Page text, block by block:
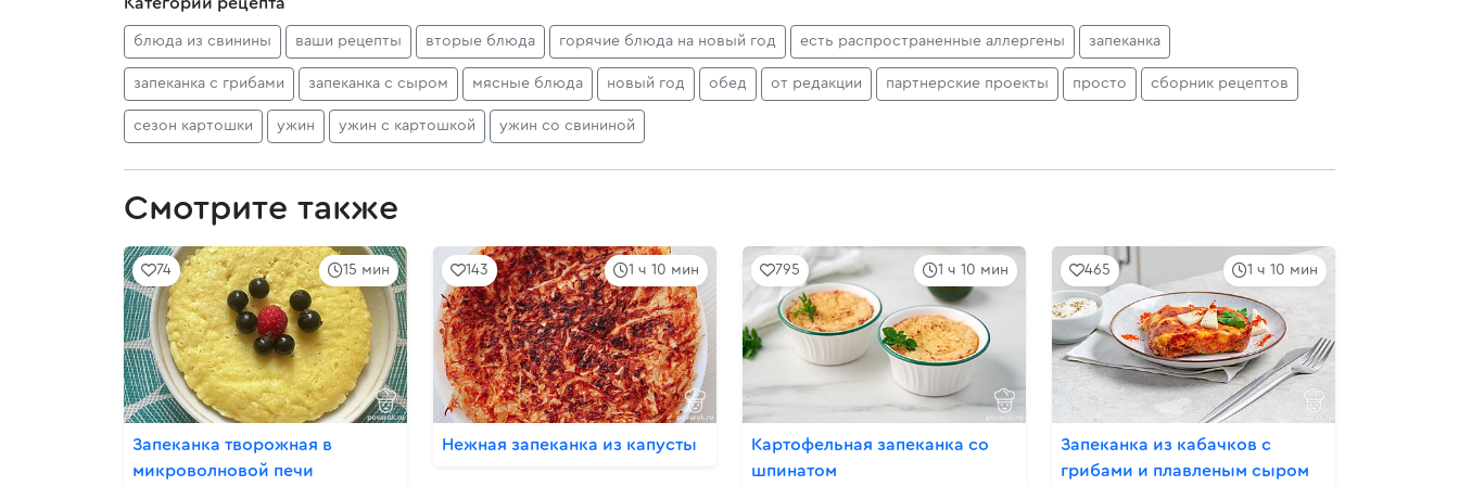
блюда из свинины ваши рецепты вторые блюда горячие блюда на новый год есть распространенные аллергены запеканка
запеканка с грибами запеканка с сыром мясные блюда новый год обед от редакции партнерские проекты просто сборник рецептов
сезон картошки ужин ужин с картошкой ужин со свининой
Смотрите также
15 мин
74
Запеканка творожная в
микроволновой печи
1 ч 10 мин
143
Нежная запеканка из капусты
1 ч 10 мин
795
Картофельная запеканка со
шпинатом
1 ч 10 мин
465
Запеканка из кабачков с
грибами и плавленым сыром